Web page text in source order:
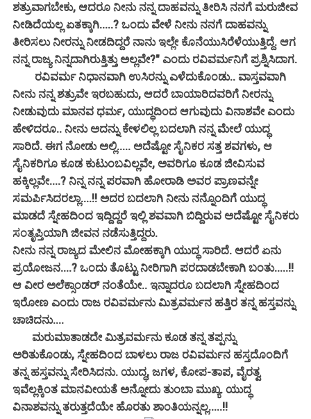
ಶತ್ರುವಾಗಬೇಕು, ಆದರೂ ನೀನು ನನ್ನ ದಾಹವನ್ನು ತೀರಿಸಿ ನನಗೆ ಮರುಜೀವ
ನೀಡಿದೆಯಲ್ಲ ಏತಕ್ಕಾಗಿ.....? ಒಂದು ವೇಳೆ ನೀನು ನನಗೆ ದಾಹವನ್ನು
ತೀರಿಸಲು ನೀರನ್ನು ನೀಡದಿದ್ದರೆ ನಾನು ಇಲ್ಲೇ ಕೊನೆಯುಸಿರೆಳೆಯುತ್ತಿದ್ದೆ. ಆಗ
ನನ್ನ ರಾಜ್ಯ ನಿನ್ನದಾಗಿರುತ್ತಿತ್ತು ಅಲ್ಲವೇ?" ಎಂದು ರವಿವರ್ಮನಿಗೆ ಪ್ರಶ್ನಿಸಿದಾಗ.
ರವಿವರ್ಮ ನಿಧಾನವಾಗಿ ಉಸಿರನ್ನು ಎಳೆದುಕೊಂಡು.. ವಾಸ್ತವವಾಗಿ
ನೀನು ನನ್ನ ಶತ್ರುವೇ ಇರಬಹುದು, ಆದರೆ ಬಾಯಾರಿದವರಿಗೆ ನೀರನ್ನು
ನೀಡುವುದು ಮಾನವ ಧರ್ಮ, ಯುದ್ಧದಿಂದ ಆಗುವುದು ವಿನಾಶವೇ ಎಂದು
ಹೇಳಿದರೂ.. ನೀನು ಅದನ್ನು ಕೇಳಲಿಲ್ಲ ಬದಲಾಗಿ ನನ್ನ ಮೇಲೆ ಯುದ್ಧ
ಸಾರಿದೆ. ಈಗ ನೋಡು ಅಲ್ಲಿ..... ಅದೆಷ್ಟೋ ಸೈನಿಕರ ಸತ್ತ ಶವಗಳು, ಆ
ಸೈನಿಕರಿಗೂ ಕೂಡ ಕುಟುಂಬವಿಲ್ಲವೇ, ಅವರಿಗೂ ಕೂಡ ಜೀವಿಸುವ
ಹಕ್ಕಿಲ್ಲವೇ....? ನಿನ್ನ ನನ್ನ ಪರವಾಗಿ ಹೋರಾಡಿ ಅವರ ಪ್ರಾಣವನ್ನೇ
ಸಮರ್ಪಿಸಿದರಲ್ಲಾ....!! ಅದರ ಬದಲಾಗಿ ನೀನು ನನ್ನೊಂದಿಗೆ ಯುದ್ಧ
ಮಾಡದೆ ಸ್ನೇಹದಿಂದ ಇದ್ದಿದ್ದರೆ ಇಲ್ಲಿ ಶವವಾಗಿ ಬಿದ್ದಿರುವ ಅದೆಷ್ಟೋ ಸೈನಿಕರು
ಸಂತೃಪ್ತಿಯಾಗಿ ಜೀವನ ನಡೆಸುತ್ತಿದ್ದರು.
ನೀನು ನನ್ನ ರಾಜ್ಯದ ಮೇಲಿನ ಮೋಹಕ್ಕಾಗಿ ಯುದ್ಧ ಸಾರಿದೆ. ಆದರೆ ಏನು
ಪ್ರಯೋಜನ....? ಒಂದು ತೊಟ್ಟು ನೀರಿಗಾಗಿ ಪರದಾಡಬೇಕಾಗಿ ಬಂತು.....!!
ಆ ವೀರ ಅಲೆಕ್ಸಾಂಡರ್ ನಂತೆಯೇ.. ಇನ್ನಾದರೂ ಬದಲಾಗಿ ಸ್ನೇಹದಿಂದ
ಇರೋಣ ಎಂದು ರಾಜ ರವಿವರ್ಮನು ಮಿತ್ರವರ್ಮನ ಹತ್ತಿರ ತನ್ನ ಹಸ್ತವನ್ನು
ಚಾಚಿದನು....
ಮರುಮಾತಾಡದೇ ಮಿತ್ರವರ್ಮನು ಕೂಡ ತನ್ನ ತಪ್ಪನ್ನು
ಅರಿತುಕೊಂಡು, ಸ್ನೇಹದಿಂದ ಬಾಳಲು ರಾಜ ರವಿವರ್ಮನ ಹಸ್ತದೊಂದಿಗೆ
ತನ್ನ ಹಸ್ತವನ್ನು ಸೇರಿಸಿದನು. ಯುದ್ಧ, ಜಗಳ, ಕೋಪ-ತಾಪ, ವೈರತ್ವ
ಇವೆಲ್ಲಕ್ಕಿಂತ ಮಾನವೀಯತೆ ಅನ್ನೋದು ತುಂಬಾ ಮುಖ್ಯ. ಯುದ್ಧ
ವಿನಾಶವನ್ನು ತರುತ್ತದೆಯೇ ಹೊರತು ಶಾಂತಿಯನ್ನಲ್ಲ.....!!